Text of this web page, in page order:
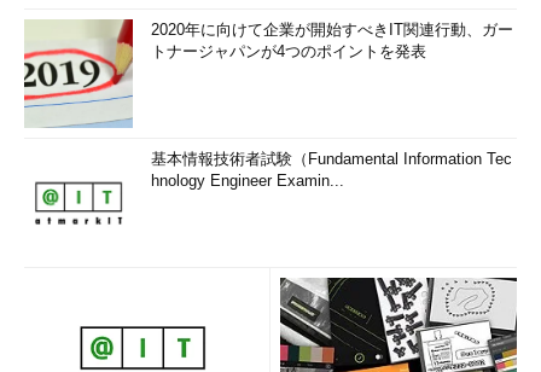
2020年に向けて企業が開始すべきIT関連行動、ガー
トナージャパンが4つのポイントを発表
基本情報技術者試験（Fundamental Information Tec
hnology Engineer Examin...